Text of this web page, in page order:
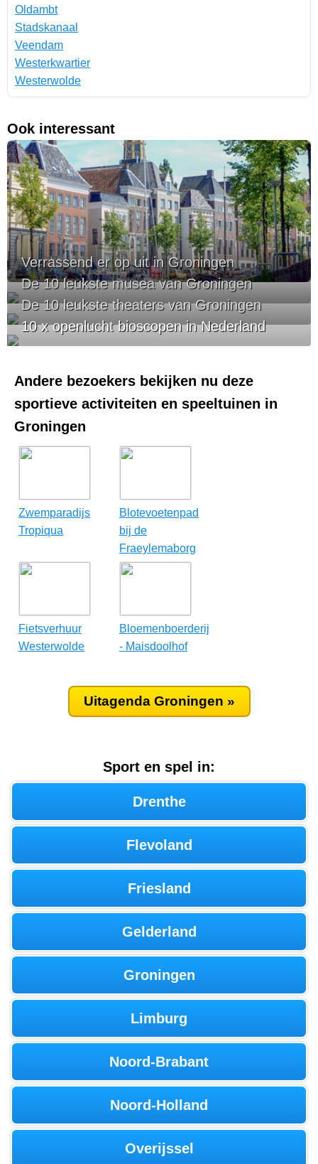
Oldambt
Stadskanaal
Veendam
Westerkwartier
Westerwolde
Ook interessant
Verrassend er op uit in Groningen
De 10 leukste musea van Groningen
De 10 leukste theaters van Groningen
10 x openlucht bioscopen in Nederland
Andere bezoekers bekijken nu deze
sportieve activiteiten en speeltuinen in
Groningen
Zwemparadijs
Tropiqua
Blotevoetenpad
bij de
Fraeylemaborg
Fietsverhuur
Westerwolde
Bloemenboerderij
- Maisdoolhof
Uitagenda Groningen »
Sport en spel in:
Drenthe
Flevoland
Friesland
Gelderland
Groningen
Limburg
Noord-Brabant
Noord-Holland
Overijssel